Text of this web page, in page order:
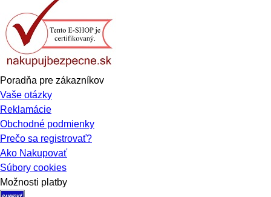
Poradňa pre zákazníkov
Vaše otázky
Reklamácie
Obchodné podmienky
Prečo sa registrovať?
Ako Nakupovať
Súbory cookies
Možnosti platby